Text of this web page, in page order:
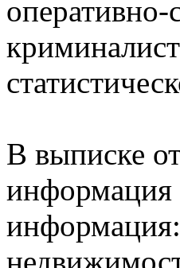
В выписке
информация